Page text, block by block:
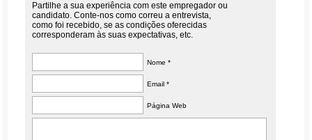
Partilhe a sua experiência com este empregador ou
candidato. Conte-nos como correu a entrevista,
como foi recebido, se as condições oferecidas
corresponderam às suas expectativas, etc.
Nome *
Email *
Página Web